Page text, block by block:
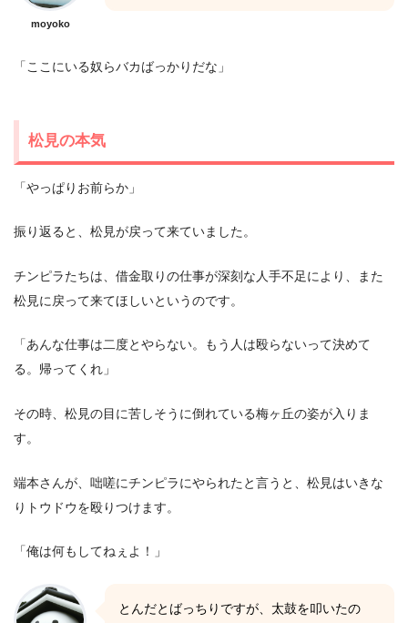
moyoko
「ここにいる奴らバカばっかりだな」
松見の本気
「やっぱりお前らか」
振り返ると、松見が戻って来ていました。
チンピラたちは、借金取りの仕事が深刻な人手不足により、また
松見に戻って来てほしいというのです。
「あんな仕事は二度とやらない。もう人は殴らないって決めて
る。帰ってくれ」
その時、松見の目に苦しそうに倒れている梅ヶ丘の姿が入りま
す。
端本さんが、咄嗟にチンピラにやられたと言うと、松見はいきな
りトウドウを殴りつけます。
「俺は何もしてねぇよ！」
とんだとばっちりですが、太鼓を叩いたの